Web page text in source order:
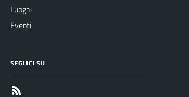
Luoghi
Eventi
SEGUICI SU